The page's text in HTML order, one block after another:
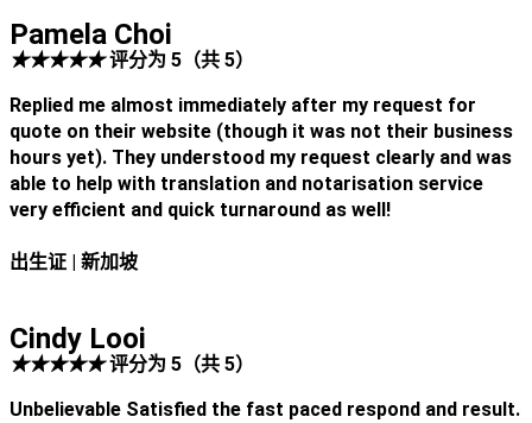
Pamela Choi
★★★★★ 评分为 5（共 5）
Replied me almost immediately after my request for
quote on their website (though it was not their business
hours yet). They understood my request clearly and was
able to help with translation and notarisation service
very efficient and quick turnaround as well!
出生证 | 新加坡
Cindy Looi
★★★★★ 评分为 5（共 5）
Unbelievable Satisfied the fast paced respond and result.